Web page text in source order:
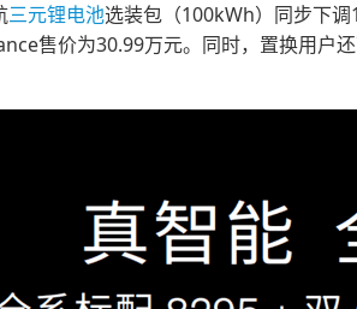
三元锂电池选装包（100kWh）同步下
售价为30.99万元。同时，置换用户